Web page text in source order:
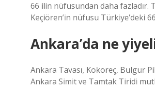
66 ilin nüfusundan daha fazladır.
Keçiören’in nüfusu Türkiye’deki
Ankara’da ne
Ankara Tavası, Kokoreç, Bulgur
Ankara Simit ve Tamtak Tiridi